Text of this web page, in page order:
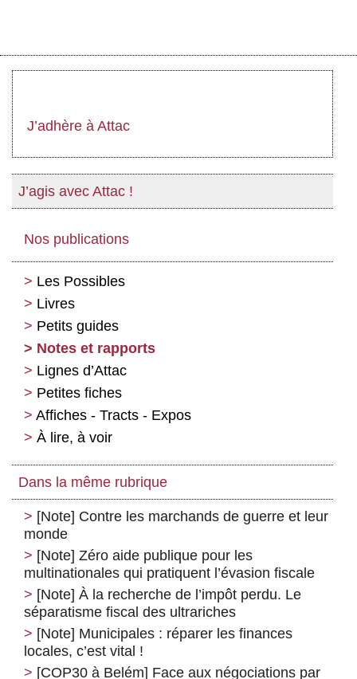
J’adhère à Attac
J’agis avec Attac !
Nos publications
Les Possibles
Livres
Petits guides
Notes et rapports
Lignes d’Attac
Petites fiches
Affiches - Tracts - Expos
À lire, à voir
Dans la même rubrique
[Note] Contre les marchands de guerre et leur
monde
[Note] Zéro aide publique pour les
multinationales qui pratiquent l’évasion fiscale
[Note] À la recherche de l’impôt perdu. Le
séparatisme fiscal des ultrariches
[Note] Municipales : réparer les finances
locales, c’est vital !
[COP30 à Belém] Face aux négociations par